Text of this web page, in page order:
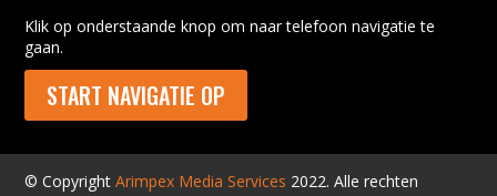
Klik op onderstaande knop om naar telefoon navigatie te
gaan.
START NAVIGATIE OP
© CopyrightArimpex Media Services 2022. Alle rechten